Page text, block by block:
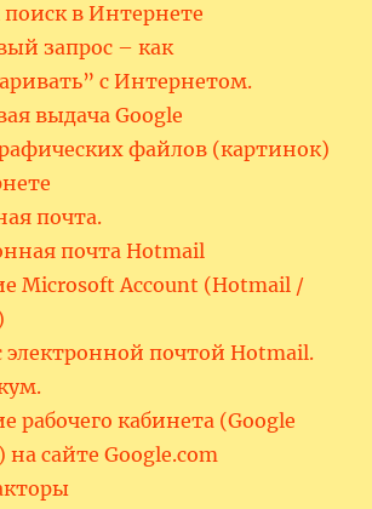
в Интернете
запрос – как
с Интернетом.
выдача Google
файлов (картинок)
почта.
почта Hotmail
Microsoft Account (Hotmail /
электронной почтой Hotmail.
рабочего кабинета (Google
на сайте Google.com